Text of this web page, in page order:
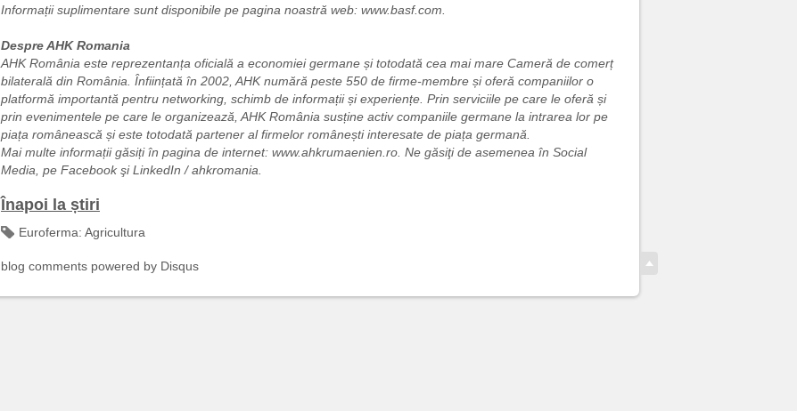
Informații suplimentare sunt disponibile pe pagina noastră web: www.basf.com.
Despre AHK Romania
AHK România este reprezentanța oficială a economiei germane și totodată cea mai mare Cameră de comerț
bilaterală din România. Înființată în 2002, AHK numără peste 550 de firme-membre și oferă companiilor o
platformă importantă pentru networking, schimb de informații și experiențe. Prin serviciile pe care le oferă și
prin evenimentele pe care le organizează, AHK România susține activ companiile germane la intrarea lor pe
piața românească și este totodată partener al firmelor românești interesate de piața germană.
Mai multe informații găsiți în pagina de internet: www.ahkrumaenien.ro. Ne găsiţi de asemenea în Social
Media, pe Facebook şi LinkedIn / ahkromania.
Înapoi la știri
Euroferma: Agricultura
blog comments powered by Disqus